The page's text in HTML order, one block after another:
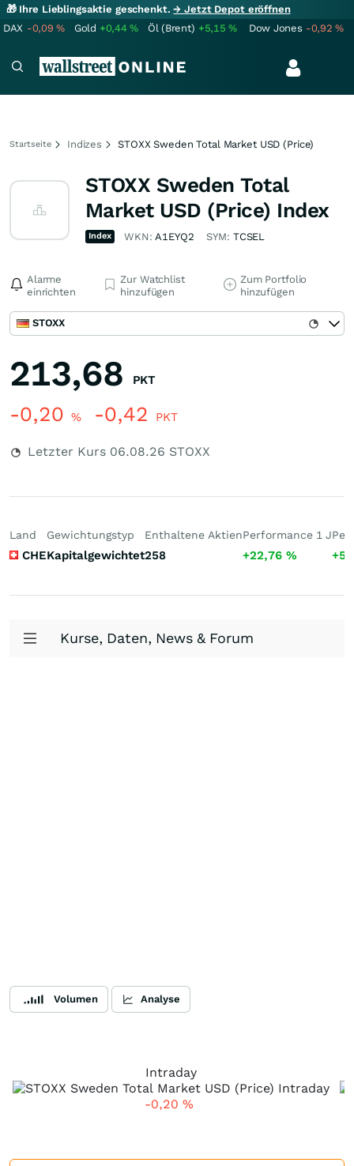
🎁 Ihre Lieblingsaktie geschenkt.→ Jetzt Depot eröffnen
DAX -0,09% Gold +0,44% Öl (Brent) +5,15% Dow Jones -0,92%
Startseite Indizes STOXX Sweden Total Market USD (Price)
STOXX Sweden Total
Market USD (Price) Index
Index WKN:A1EYQ2 SYM: TCSEL
Alarme
einrichten
Zur Watchlist
hinzufügen
Zum Portfolio
hinzufügen
STOXX
213,68 PKT
-0,20 % -0,42 PKT
Letzter Kurs 06.08.26 STOXX
Land
CHE
Gewichtungstyp
Kapitalgewichtet
Enthaltene Aktien
258
Performance 1 J
+22,76 %
Kurse, Daten, News & Forum
Volumen Analyse
Intraday
-0,20 %